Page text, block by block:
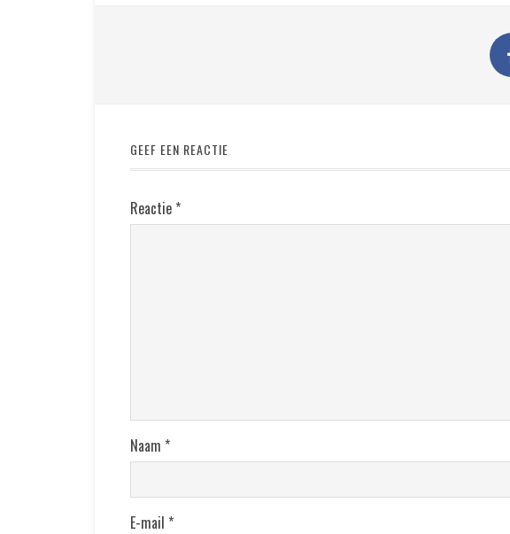
GEEF EEN REACTIE
Reactie *
Naam *
E-mail *